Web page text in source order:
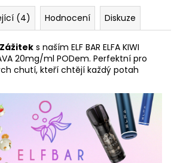
(4) Hodnocení Diskuze
s naším ELF BAR ELFA KIWI
20mg/ml PODem. Perfektní pro
chutí, kteří chtějí každý potah